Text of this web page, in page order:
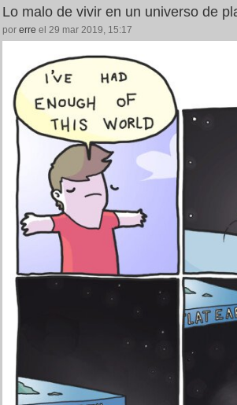
Lo malo de vivir en un universo de
por erre el 29 mar 2019, 15:17